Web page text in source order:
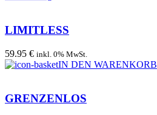
LIMITLESS
59.95 € inkl. 0% MwSt.
IN DEN WARENKORB
GRENZENLOS